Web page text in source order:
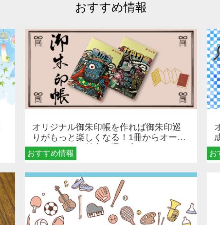
おすすめ情報
おすすめ情報
オリジナル御朱印帳を作れば御朱印巡
りがもっと楽しくなる！1冊からオーダ
ーメイドする魅力と選び方
お